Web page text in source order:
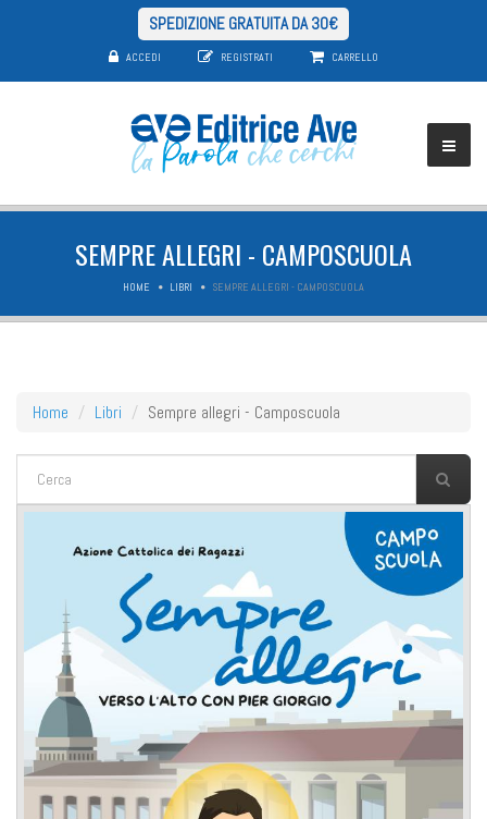
SPEDIZIONE GRATUITA DA 30€
ACCEDI REGISTRATI CARRELLO
SEMPRE ALLEGRI - CAMPOSCUOLA
HOME LIBRI SEMPRE ALLEGRI - CAMPOSCUOLA
Home Libri Sempre allegri - Camposcuola
FORM DI RICERCA